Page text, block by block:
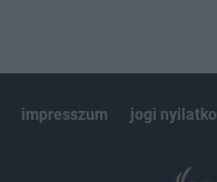
impresszum jogi